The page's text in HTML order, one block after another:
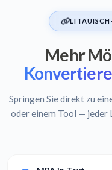
Mehr
Springen Sie direkt zu
oder einem Tool — jeder